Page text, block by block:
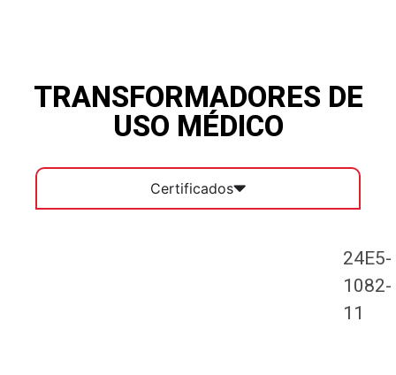
TRANSFORMADORES DE
USO MÉDICO
Certificados
24E5-
1082-
11